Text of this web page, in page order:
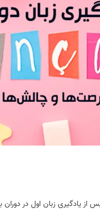
یادگیری زبان اول در دوران